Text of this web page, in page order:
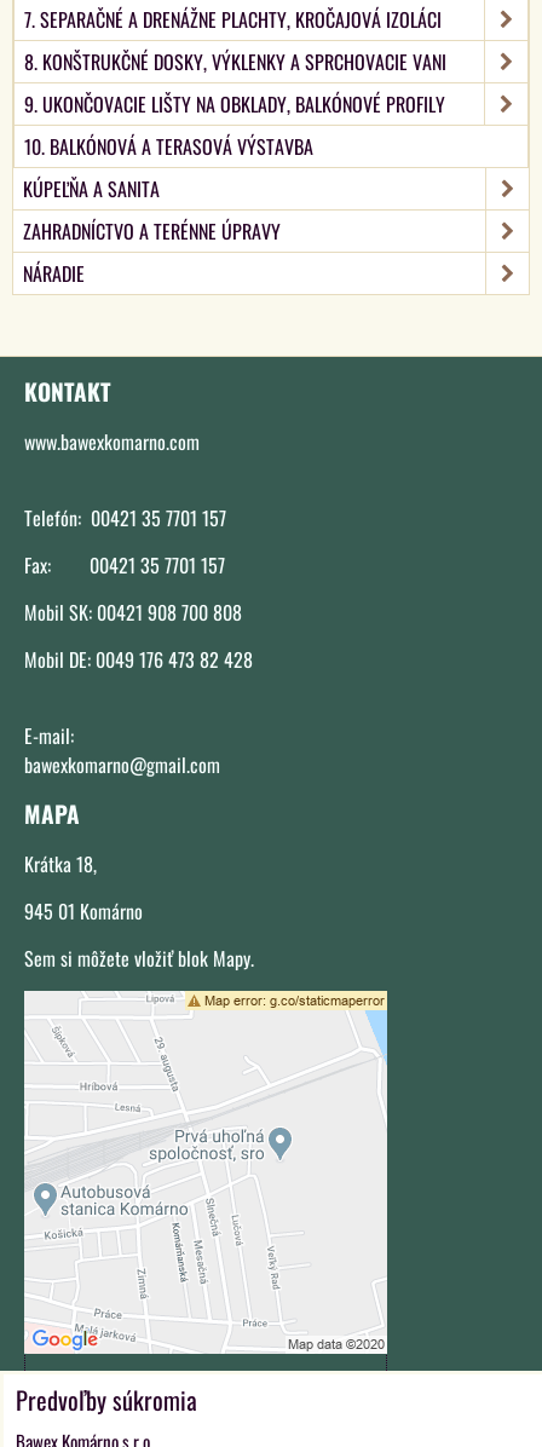
7. SEPARAČNÉ A DRENÁŽNE PLACHTY, KROČAJOVÁ IZOLÁCI
8. KONŠTRUKČNÉ DOSKY, VÝKLENKY A SPRCHOVACIE VANI
9. UKONČOVACIE LIŠTY NA OBKLADY, BALKÓNOVÉ PROFILY
10. BALKÓNOVÁ A TERASOVÁ VÝSTAVBA
KÚPEĽŇA A SANITA
ZAHRADNÍCTVO A TERÉNNE ÚPRAVY
NÁRADIE
KONTAKT
www.bawexkomarno.com
Telefón: 00421 35 7701 157
Fax: 00421 35 7701 157
Mobil SK: 00421 908 700 808
Mobil DE: 0049 176 473 82 428
E-mail:
bawexkomarno@gmail.com
MAPA
Krátka 18,
945 01 Komárno
Sem si môžete vložiť blok Mapy.
Externý obsah je blokovaný Voľbami
súkromia
Prajete si načítať externý obsah?
Povoliť tentokrát
Povoliť a zapamätať - súhlas s
druhom cookie: Funkčné
Otvoriť obsah v novom okne
ZAVOLÁME VÁM SPÄŤ
Predvoľby súkromia
Bawex Komárno s.r.o.